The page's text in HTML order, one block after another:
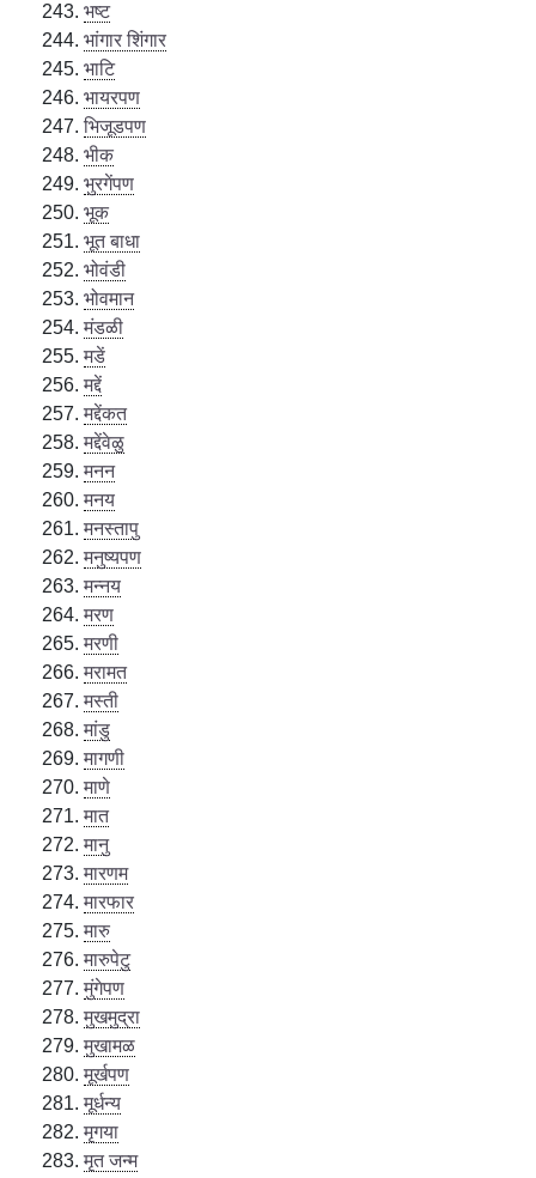
भष्ट
भांगार शिंगार
भाटि
भायरपण
भिजूडपण
भीक
भुरगेंपण
भूक
भूत बाधा
भोवंडी
भोवमान
मंडळी
मडें
मद्दें
मद्देंकत
मद्देंवेळु
मनन
मनय
मनस्तापु
मनुष्यपण
मन्नय
मरण
मरणी
मरामत
मस्ती
मांडु
मागणी
माणे
मात
मानु
मारणम
मारफार
मारु
मारुपेटु
मुंगेपण
मुखमुद्रा
मुखामळ
मूर्खपण
मूर्धन्य
मृगया
मृत जन्म